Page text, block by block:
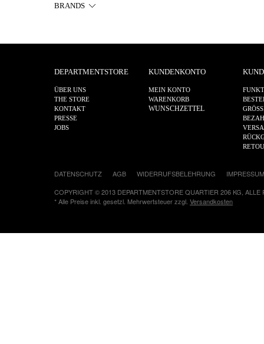
BRANDS
DEPARTMENTSTORE
ÜBER UNS
THE STORE
KONTAKT
PRESSE
JOBS
KUNDENKONTO
MEIN KONTO
WARENKORB
WUNSCHZETTEL
DATENSCHUTZ AGB WIDERRUFSBELEHRUNG
IMPRESSUM
COPYRIGHT © 2013 DEPARTMENTSTORE QUARTIER 206 KG, ALLE
* Alle Preise inkl. gesetzl. Mehrwertsteuer zzgl. Versandkosten